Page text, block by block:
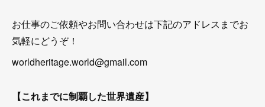
お仕事のご依頼やお問い合わせは下記のアドレスまでお
気軽にどうぞ！
worldheritage.world@gmail.com
【これまでに制覇した世界遺産】